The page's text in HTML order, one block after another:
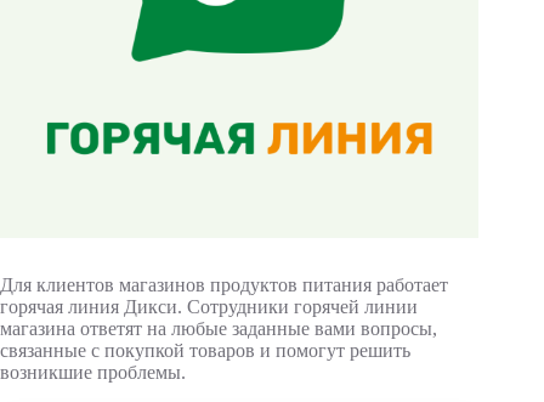
Для клиентов магазинов продуктов питания работает
горячая линия Дикси. Сотрудники горячей линии
магазина ответят на любые заданные вами вопросы,
связанные с покупкой товаров и помогут решить
возникшие проблемы.